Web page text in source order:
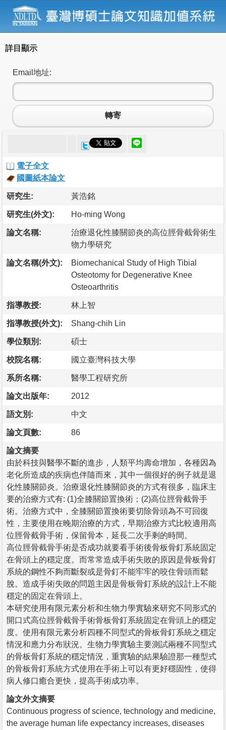
詳目顯示
Email地址:
轉寄
電子全文
國圖紙本論文
研究生: 黃浩銘
研究生(外文): Ho-ming Wong
論文名稱:
治療退化性膝關節炎的高位脛骨截骨術生
物力學研究
論文名稱(外文):
Biomechanical Study of High Tibial
Osteotomy for Degenerative Knee
Osteoarthritis
指導教授: 林上智
指導教授(外文): Shang-chih Lin
學位類別: 碩士
校院名稱: 國立臺灣科技大學
系所名稱: 醫學工程研究所
論文出版年: 2012
語文別: 中文
論文頁數: 86
論文摘要
由於科技與醫學不斷的進步，人類平均壽命增加，各種因為
老化所造成的疾病也伴隨而來，其中一個很好的例子就是退
化性膝關節炎。治療退化性膝關節炎的方式有很多，臨床主
要的治療方式有: (1)全膝關節置換術；(2)高位脛骨截骨手
術。治療方式中，全膝關節置換術要切除骨頭為不可回復
性，主要使用在晚期治療的方式，早期治療方式比較適用高
位脛骨截骨手術，保留骨本，延長二次手剩的時間。
高位脛骨截骨手術是否成功就要看手術後骨板骨釘系統固定
在骨頭上的穩定度。而常常造成手術失敗的原因是骨板骨釘
系統的鋼性不夠而斷裂或是骨釘不能牢牢的咬住骨頭而鬆
脫。造成手術失敗的問題主因是骨板骨釘系統的設計上不能
穩定的固定在骨頭上。
本研究使用有限元素分析和生物力學實驗來研究不同形式的
開口式高位脛骨截骨手術骨板骨釘系統固定在骨頭上的穩定
度。使用有限元素分析四種不同型式的骨板骨釘系統之穩定
情況和應力分布狀況。生物力學實驗主要測試兩種不同型式
的骨板骨釘系統的穩定情況，重實驗的結果驗證那一種型式
的骨板骨釘系統方式使用在手術上可以有更好穩固性，使得
病人修口癒合更快，提高手術成功率。
論文外文摘要
Continuous progress of science, technology and medicine,
the average human life expectancy increases, diseases